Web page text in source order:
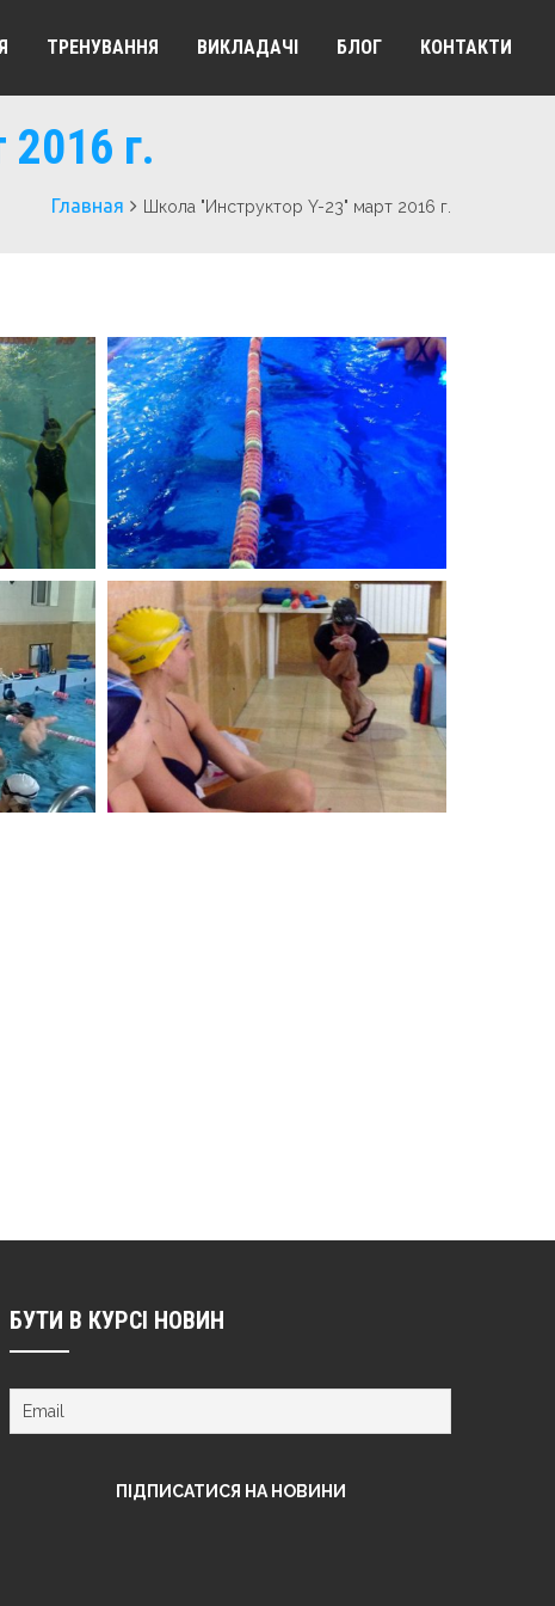
ТРЕНУВАННЯ ВИКЛАДАЧІ БЛОГ КОНТАКТИ
г.
Главная Школа "Инструктор Y-23" март 2016 г.
2016 Г. Школа "Инструктор Y-23" Март 2016 Г.
2016 Г. Школа "Инструктор Y-23" Март 2016 Г.
БУТИ В КУРСІ НОВИН